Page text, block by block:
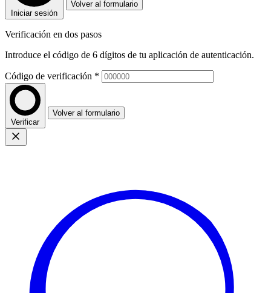
Iniciar sesión
Volver al formulario
Verificación en dos pasos
Introduce el código de 6 dígitos de tu aplicación de autenticación.
Código de verificación *
Verificar
Volver al formulario